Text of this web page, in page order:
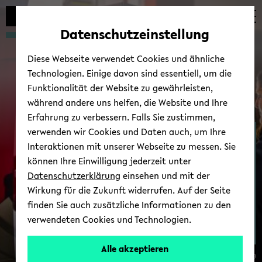
Automatische
vermeiden
zum
wechseln
zum
wechseln
zum
wechseln
Hochenergie­physik
© Uni­ver­si­tät Bie­le­feld/ André Wir­sig
Datenschutzeinstellung
Diese Webseite verwendet Cookies und ähnliche
Technologien. Einige davon sind essentiell, um die
Funktionalität der Website zu gewährleisten,
während andere uns helfen, die Website und Ihre
Erfahrung zu verbessern. Falls Sie zustimmen,
verwenden wir Cookies und Daten auch, um Ihre
Interaktionen mit unserer Webseite zu messen. Sie
können Ihre Einwilligung jederzeit unter
Datenschutzerklärung einsehen und mit der
Wirkung für die Zukunft widerrufen. Auf der Seite
finden Sie auch zusätzliche Informationen zu den
verwendeten Cookies und Technologien.
Alle akzeptieren